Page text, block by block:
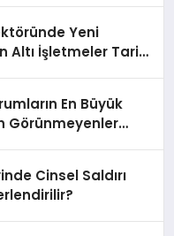
Yeni
Altı İşletmeler Tarih
En Büyük
Görünmeyenler
Cinsel Saldırı